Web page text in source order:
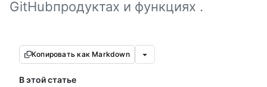
GitHubпродуктах и функциях .
Копировать как Markdown
В этой статье